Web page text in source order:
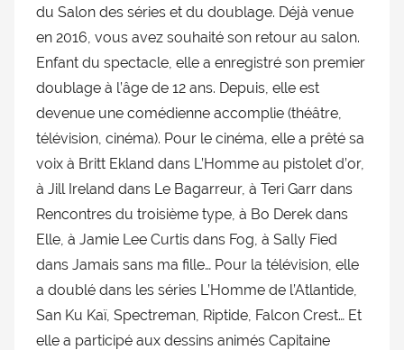
séries
Rendez-
vous
doublage
du Salon des séries et du doublage. Déjà venue
en 2016, vous avez souhaité son retour au salon.
Enfant du spectacle, elle a enregistré son premier
doublage à l’âge de 12 ans. Depuis, elle est
devenue une comédienne accomplie (théâtre,
télévision, cinéma). Pour le cinéma, elle a prêté sa
voix à Britt Ekland dans L’Homme au pistolet d’or,
à Jill Ireland dans Le Bagarreur, à Teri Garr dans
Rencontres du troisième type, à Bo Derek dans
Elle, à Jamie Lee Curtis dans Fog, à Sally Fied
dans Jamais sans ma fille… Pour la télévision, elle
a doublé dans les séries L’Homme de l’Atlantide,
San Ku Kaï, Spectreman, Riptide, Falcon Crest… Et
elle a participé aux dessins animés Capitaine